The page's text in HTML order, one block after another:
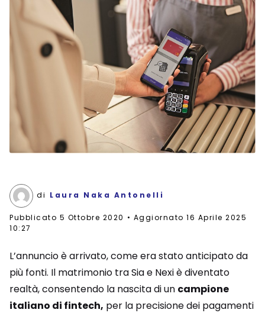
di Laura Naka Antonelli
Pubblicato 5 Ottobre 2020
Aggiornato 16 Aprile 2025
10:27
L’annuncio è arrivato, come era stato anticipato da
più fonti. Il matrimonio tra Sia e Nexi è diventato
realtà, consentendo la nascita di un campione
italiano di fintech, per la precisione dei pagamenti